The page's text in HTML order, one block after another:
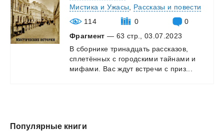
Мистика и Ужасы
Рассказы и повести
114
0
0
Фрагмент — 63 стр., 03.07.2023
В сборнике тринадцать рассказов,
сплетённых с городскими тайнами и
мифами.
Вас ждут встречи с приз...
Популярные книги